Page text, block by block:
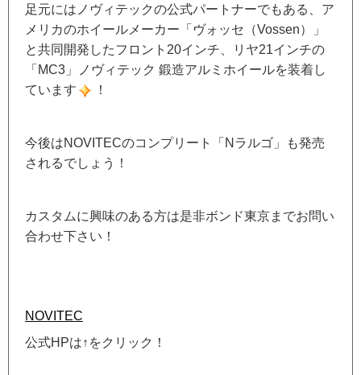
足元にはノヴィテックの公式パートナーでもある、ア
メリカのホイールメーカー「ヴォッセ（Vossen）」
と共同開発したフロント20インチ、リヤ21インチの
「MC3」ノヴィテック 鍛造アルミホイールを装着し
ています
！
今後はNOVITECのコンプリート「Nラルゴ」も発売
されるでしょう！
カスタムに興味のある方は是非ボンド東京までお問い
合わせ下さい！
NOVITEC
公式HPは↑をクリック！